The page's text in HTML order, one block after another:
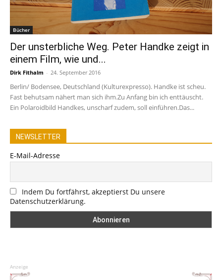
Bücher
Der unsterbliche Weg. Peter Handke zeigt in
einem Film, wie und...
Dirk Fithalm - 24. September 2016
Berlin/ Bodensee, Deutschland (Kulturexpresso). Handke ist scheu.
Fast behutsam nähert man sich ihm.Zu Anfang bin ich enttäuscht.
Ein Polaroidbild Handkes, unscharf zudem, soll einführen.Das...
NEWSLETTER
E-Mail-Adresse
Indem Du fortfährst, akzeptierst Du unsere
Datenschutzerklärung.
Anzeige